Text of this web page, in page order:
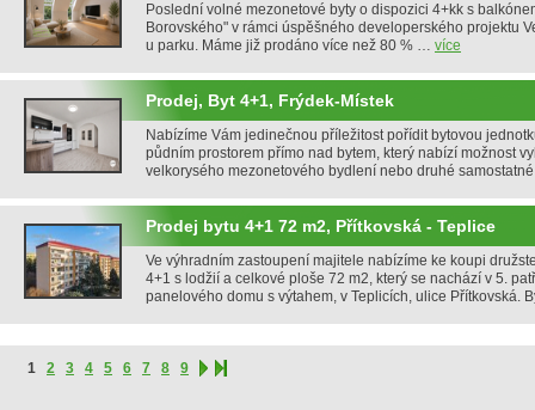
Poslední volné mezonetové byty o dispozici 4+kk s
Borovského" v rámci úspěšného developerského projektu
u parku. Máme již prodáno více než 80 % … více
Prodej, Byt 4+1, Frýdek-Místek
Nabízíme Vám jedinečnou příležitost pořídit bytovou
půdním prostorem přímo nad bytem, který nabízí možnost
velkorysého mezonetového bydlení nebo druhé
Prodej bytu 4+1 72 m2, Přítkovská - Teplice
Ve výhradním zastoupení majitele nabízíme ke koupi
4+1 s lodžií a celkové ploše 72 m2, který se nachází v 5.
panelového domu s výtahem, v Teplicích, ulice Přítkovská.
1 2 3 4 5 6 7 8 9